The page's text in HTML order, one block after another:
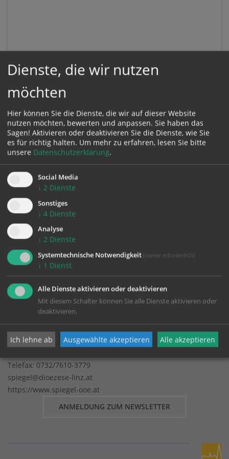
SPIEGEL - Elternbildung
Katholisches Bildungswerk OÖ
4020 Linz
Telefax: 0732/7610-3779
spiegel@dioezese-linz.at
https://www.spiegel-ooe.at
ANMELDUNG ZUM NEWSLETTER
Dienste, die wir nutzen
möchten
Hier können Sie die Dienste, die wir auf dieser Website
nutzen möchten, bewerten und anpassen. Sie haben das
Sagen! Aktivieren oder deaktivieren Sie die Dienste, wie Sie
es für richtig halten. Um mehr zu erfahren, lesen Sie bitte
unsere Datenschutzerklärung.
Social Media
↓ 2 Dienste
Sonstiges
↓ 4 Dienste
Analyse
↓ 2 Dienste
Systemtechnische Notwendigkeit (immer erforderlich)
↓ 1 Dienst
Alle Dienste aktivieren oder deaktivieren
Mit diesem Schalter können Sie alle Dienste aktivieren oder
deaktivieren.
Ich lehne ab Ausgewählte akzeptieren Alle akzeptieren